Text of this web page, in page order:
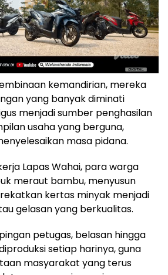
kemandirian, mereka
yang banyak diminati
menjadi sumber penghasilan
usaha yang berguna,
masa pidana.
Lapas Wahai, para warga
meraut bambu, menyusun
kertas minyak menjadi
gelasan yang berkualitas.
petugas, belasan hingga
setiap harinya, guna
masyarakat yang terus